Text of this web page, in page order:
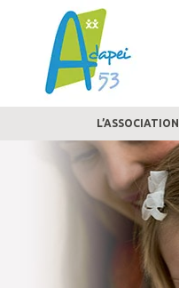
L’ASSOCIATION